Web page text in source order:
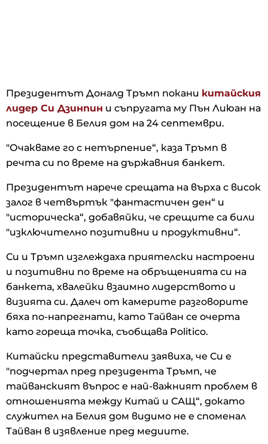
Президентът Доналд Тръмп покани китайския
лидер Си Дзинпин и съпругата му Пън Лиюан на
посещение в Белия дом на 24 септември.
"Очакваме го с нетърпение“, каза Тръмп в
речта си по време на държавния банкет.
Президентът нарече срещата на върха с висок
залог в четвъртък "фантастичен ден“ и
"историческа“, добавяйки, че срещите са били
"изключително позитивни и продуктивни“.
Си и Тръмп изглеждаха приятелски настроени
и позитивни по време на обръщенията си на
банкета, хвалейки взаимно лидерството и
визията си. Далеч от камерите разговорите
бяха по-напрегнати, като Тайван се очерта
като гореща точка, съобщава Politico.
Китайски представители заявиха, че Си е
"подчертал пред президента Тръмп, че
тайванският въпрос е най-важният проблем в
отношенията между Китай и САЩ“, докато
служител на Белия дом видимо не е споменал
Тайван в изявление пред медиите.